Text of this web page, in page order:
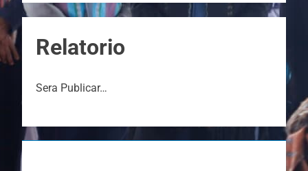
Relatorio
Sera Publicar…